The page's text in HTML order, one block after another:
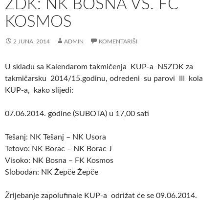
ZDK: NK BOSNA VS. FC
KOSMOS
2 JUNA, 2014 ADMIN KOMENTARIŠI
U skladu sa Kalendarom takmičenja KUP-a NSZDK za
takmičarsku 2014/15.godinu, odredeni su parovi III kola
KUP-a, kako slijedi:
07.06.2014. godine (SUBOTA) u 17,00 sati
Tešanj: NK Tešanj – NK Usora
Tetovo: NK Borac – NK Borac J
Visoko: NK Bosna – FK Kosmos
Slobodan: NK Žepče Žepče
Žrijebanje zapolufinale KUP-a odrižat će se 09.06.2014.